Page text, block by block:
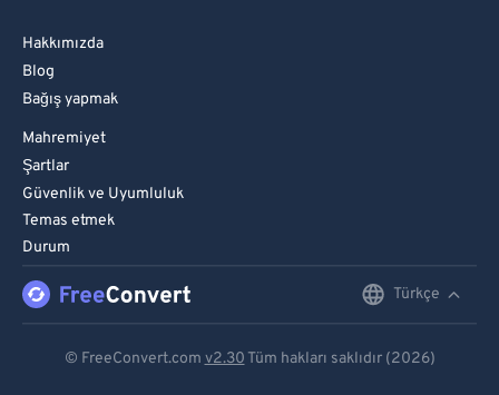
Hakkımızda
Blog
Bağış yapmak
Mahremiyet
Şartlar
Güvenlik ve Uyumluluk
Temas etmek
Durum
Türkçe
© FreeConvert.com v2.30 Tüm hakları saklıdır (2026)